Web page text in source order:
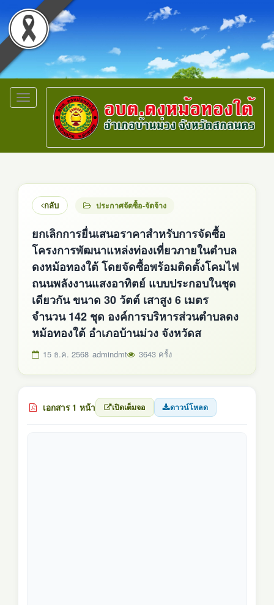
Toggle
navigation
กลับ ประกาศจัดซื้อ-จัดจ้าง
ยกเลิกการยื่นเสนอราคาสำหรับการจัดซื้อ
โครงการพัฒนาแหล่งท่องเที่ยวภายในตำบล
ดงหม้อทองใต้ โดยจัดซื้อพร้อมติดตั้งโคมไฟ
ถนนพลังงานแสงอาทิตย์ แบบประกอบในชุด
เดียวกัน ขนาด 30 วัตต์ เสาสูง 6 เมตร
จำนวน 142 ชุด องค์การบริหารส่วนตำบลดง
หม้อทองใต้ อำเภอบ้านม่วง จังหวัดส
15 ธ.ค. 2568 admindmt 3643 ครั้ง
เอกสาร 1 หน้า เปิดเต็มจอ ดาวน์โหลด